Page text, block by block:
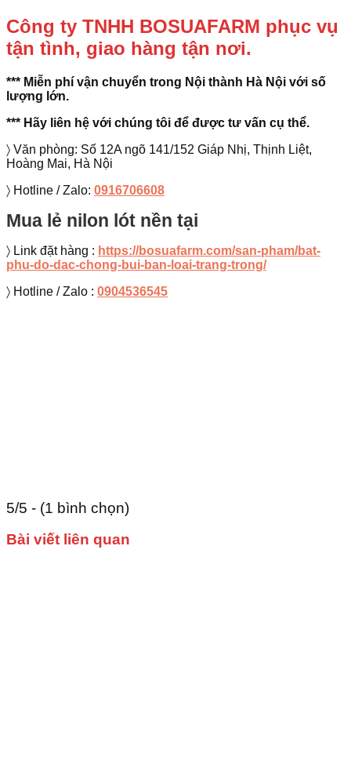
Công ty TNHH BOSUAFARM phục vụ
tận tình, giao hàng tận nơi.
*** Miễn phí vận chuyển trong Nội thành Hà Nội với số
lượng lớn.
*** Hãy liên hệ với chúng tôi để được tư vấn cụ thể.
〉 Văn phòng: Số 12A ngõ 141/152 Giáp Nhị, Thịnh Liệt,
Hoàng Mai, Hà Nội
〉 Hotline / Zalo: 0916706608
Mua lẻ nilon lót nền tại
〉 Link đặt hàng : https://bosuafarm.com/san-pham/bat-
phu-do-dac-chong-bui-ban-loai-trang-trong/
〉 Hotline / Zalo : 0904536545
5/5 - (1 bình chọn)
Bài viết liên quan